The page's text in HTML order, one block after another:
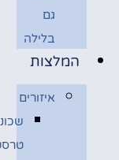
גם
בלילה
המלצות
איזורים